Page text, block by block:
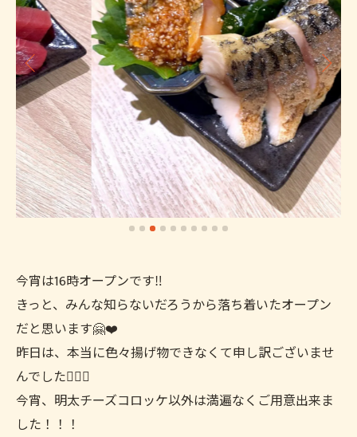
今宵は16時オープンです‼️
きっと、みんな知らないだろうから落ち着いたオープン
だと思います🤗❤️
昨日は、本当に色々揚げ物できなくて申し訳ございませ
んでした🙇🏻‍♀️
今宵、明太チーズコロッケ以外は満遍なくご用意出来ま
した！！！